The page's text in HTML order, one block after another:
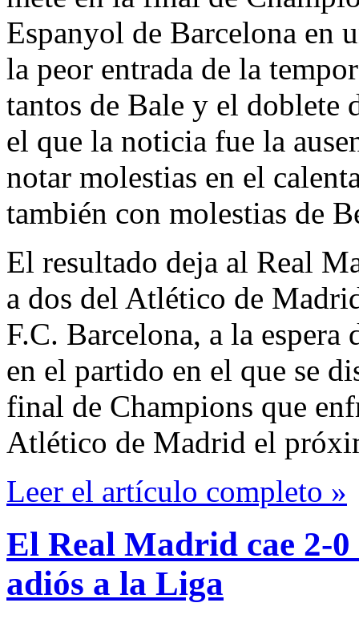
Espanyol de Barcelona en
la peor entrada de la
tantos de Bale y el doblete
el que la noticia fue la
notar molestias en el
también con molestias de
El resultado deja al Real
a dos del Atlético de
F.C. Barcelona, a la espera
en el partido en el que se
final de Champions que
Atlético de Madrid el
Leer el artículo completo »
El Real Madrid cae 2-
adiós a la Liga